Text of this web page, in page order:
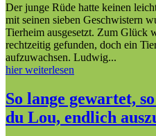
Der junge Rüde hatte keinen
mit seinen sieben Geschwistern
Tierheim ausgesetzt. Zum Glück
rechtzeitig gefunden, doch ein
aufzuwachsen. Ludwig...
hier weiterlesen
So lange gewartet,
du Lou, endlich